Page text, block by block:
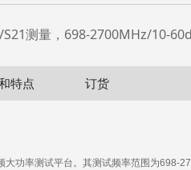
测量，698-2700MHz/10-
特点 订货
大功率测试平台。其测试频率范围为698-